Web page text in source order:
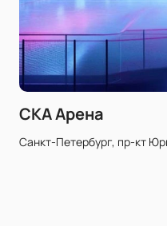
СКА Арена
Санкт-Петербург, пр-кт